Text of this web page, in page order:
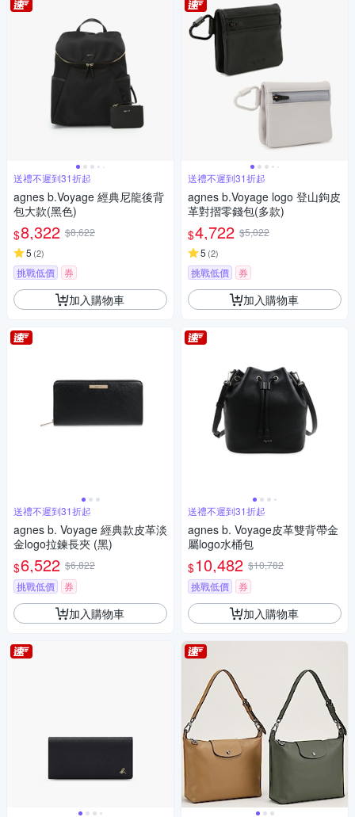
送禮不遲到31折起
agnes b.Voyage 經典尼龍後背
包大款(黑色)
$8,322 $8,622
5 (2)
挑戰低價 券
加入購物車
送禮不遲到31折起
agnes b. Voyage 經典款皮革淡
金logo拉鍊長夾 (黑)
$6,522 $6,822
挑戰低價
券
加入購物車
送禮不遲到31折起
agnes b.Voyage logo 登山鉤皮
革對摺零錢包(多款)
$4,722 $5,022
5 (2)
挑戰低價 券
加入購物車
送禮不遲到31折起
agnes b. Voyage皮革雙背帶金
屬logo水桶包
$10,482 $10,782
挑戰低價
券
加入購物車